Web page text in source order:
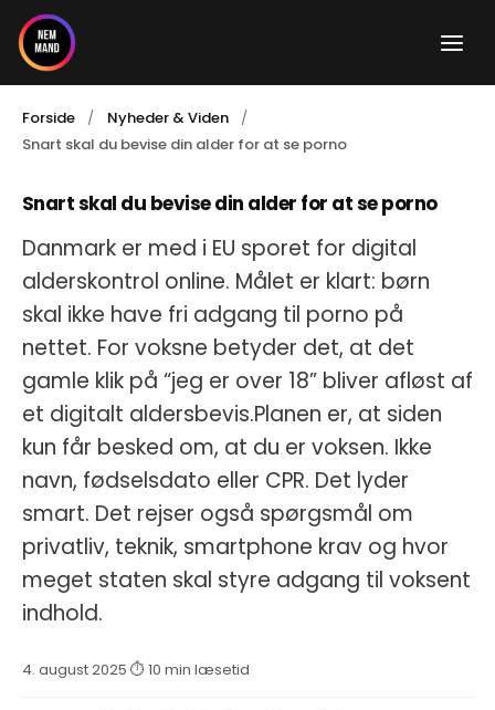
Gå
indholdet
Forside
Nyheder & Viden
Snart skal du bevise din alder for at se porno
Snart skal du bevise din alder for at se porno
Danmark er med i EU sporet for digital
alderskontrol online. Målet er klart: børn
skal ikke have fri adgang til porno på
nettet. For voksne betyder det, at det
gamle klik på “jeg er over 18” bliver afløst af
et digitalt aldersbevis.Planen er, at siden
kun får besked om, at du er voksen. Ikke
navn, fødselsdato eller CPR. Det lyder
smart. Det rejser også spørgsmål om
privatliv, teknik, smartphone krav og hvor
meget staten skal styre adgang til voksent
indhold.
4. august 2025·⏱ 10 min læsetid·